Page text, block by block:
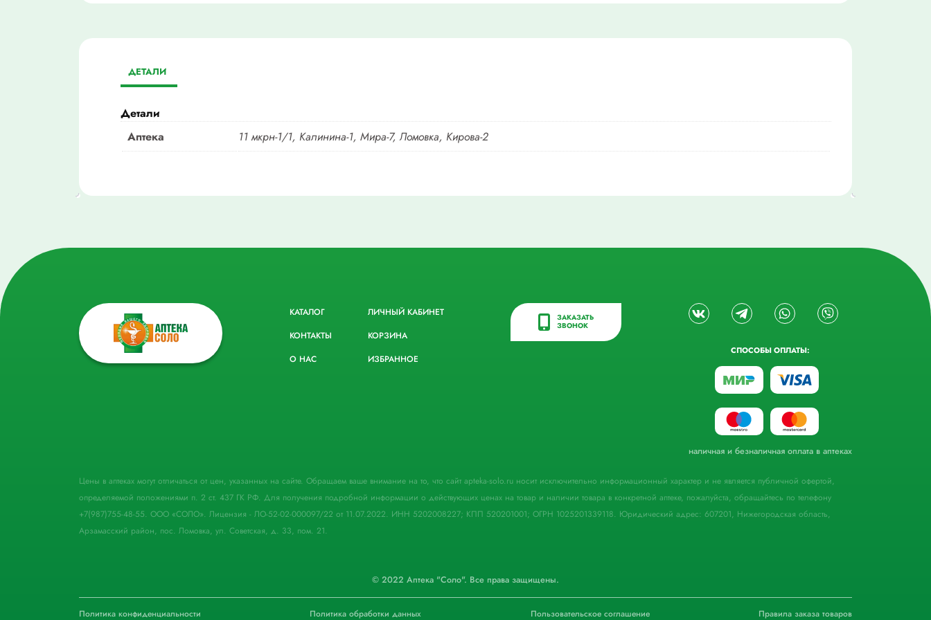
ДЕТАЛИ
Детали
Аптека
11 мкрн-1/1, Калинина-1, Мира-7, Ломовка, Кирова-2
КАТАЛОГ
КОНТАКТЫ
О НАС
ЛИЧНЫЙ КАБИНЕТ
КОРЗИНА
ИЗБРАННОЕ
ЗАКАЗАТЬ
ЗВОНОК
СПОСОБЫ ОПЛАТЫ:
наличная и безналичная оплата в аптеках
Цены в аптеках могут отличаться от цен, указанных на сайте. Обращаем ваше внимание на то, что сайт apteka-solo.ru носит исключительно информационный характер и не является публичной офертой,
определяемой положениями п. 2 ст. 437 ГК РФ. Для получения подробной информации о действующих ценах на товар и наличии товара в конкретной аптеке, пожалуйста, обращайтесь по телефону
+7(987)755-48-55. ООО «СОЛО». Лицензия - ЛО-52-02-000097/22 от 11.07.2022. ИНН 5202008227; КПП 520201001; ОГРН 1025201339118. Юридический адрес: 607201, Нижегородская область,
Арзамасский район, пос. Ломовка, ул. Советская, д. 33, пом. 21.
© 2022 Аптека "Соло". Все права защищены.
Политика конфиденциальности Политика обработки данных Пользовательское соглашение Правила заказа товаров